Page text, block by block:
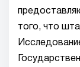
того, что